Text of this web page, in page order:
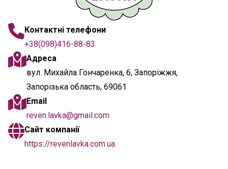
Контактні телефони
+38(098)416-88-83
Адреса
вул. Михайла Гончаренка, 6, Запоріжжя,
Запорізька область, 69061
Email
reven.lavka@gmail.com
Сайт компанії
https://revenlavka.com.ua